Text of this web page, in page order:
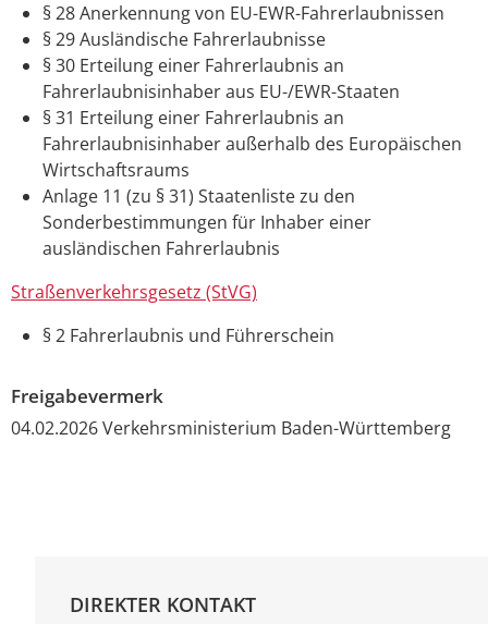
§ 28 Anerkennung von EU-EWR-Fahrerlaubnissen
§ 29 Ausländische Fahrerlaubnisse
§ 30 Erteilung einer Fahrerlaubnis an
Fahrerlaubnisinhaber aus EU-/EWR-Staaten
§ 31 Erteilung einer Fahrerlaubnis an
Fahrerlaubnisinhaber außerhalb des Europäischen
Wirtschaftsraums
Anlage 11 (zu § 31) Staatenliste zu den
Sonderbestimmungen für Inhaber einer
ausländischen Fahrerlaubnis
Straßenverkehrsgesetz (StVG)
§ 2 Fahrerlaubnis und Führerschein
Freigabevermerk
04.02.2026 Verkehrsministerium Baden-Württemberg
DIREKTER KONTAKT